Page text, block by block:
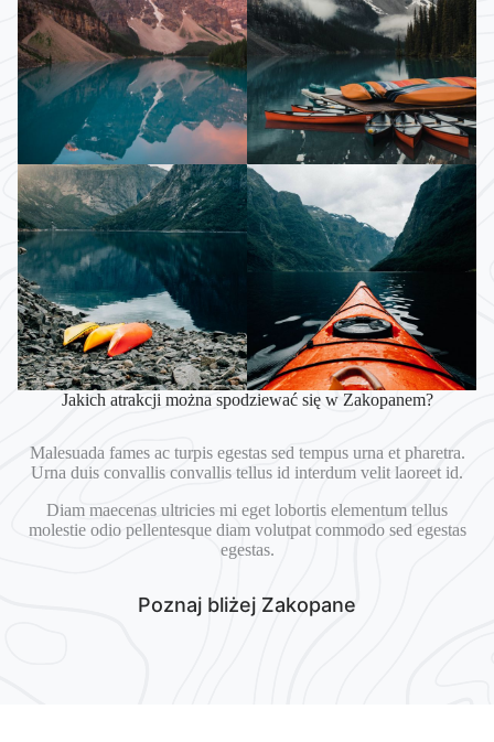
Jakich atrakcji można spodziewać się w Zakopanem?
Malesuada fames ac turpis egestas sed tempus urna et pharetra.
Urna duis convallis convallis tellus id interdum velit laoreet id.
Diam maecenas ultricies mi eget lobortis elementum tellus
molestie odio pellentesque diam volutpat commodo sed egestas
egestas.
Poznaj bliżej Zakopane